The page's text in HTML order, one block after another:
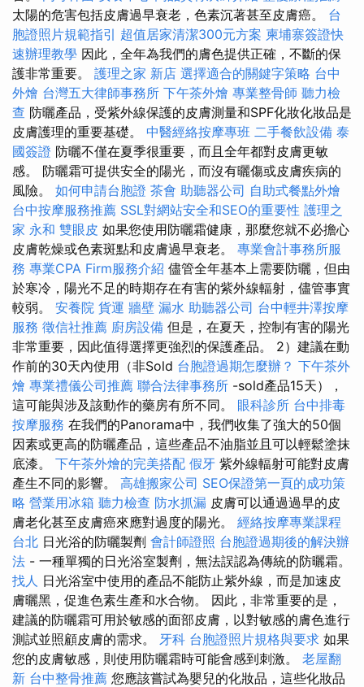
太陽的危害包括皮膚過早衰老，色素沉著甚至皮膚癌。 台
胞證照片規範指引 超值居家清潔300元方案 柬埔寨簽證快
速辦理教學 因此，全年為我們的膚色提供正確，不斷的保
護非常重要。 護理之家 新店 選擇適合的關鍵字策略 台中
外燴 台灣五大律師事務所 下午茶外燴 專業整骨師 聽力檢
查 防曬產品，受紫外線保護的皮膚測量和SPF化妝化妝品是
皮膚護理的重要基礎。 中醫經絡按摩專班 二手餐飲設備 泰
國簽證 防曬不僅在夏季很重要，而且全年都對皮膚更敏
感。 防曬霜可提供安全的陽光，而沒有曬傷或皮​​膚疾病的
風險。 如何申請台胞證 茶會 助聽器公司 自助式餐點外燴
台中按摩服務推薦 SSL對網站安全和SEO的重要性 護理之
家 永和 雙眼皮 如果您使用防曬霜健康，那麼您就不必擔心
皮膚乾燥或色素斑點和皮膚過早衰老。 專業會計事務所服
務 專業CPA Firm服務介紹 儘管全年基本上需要防曬，但由
於寒冷，陽光不足的時期存在有害的紫外線輻射，儘管事實
較弱。 安養院 貨運 牆壁 漏水 助聽器公司 台中輕井澤按摩
服務 徵信社推薦 廚房設備 但是，在夏天，控制有害的陽光
非常重要，因此值得選擇更強烈的保護產品。 2）建議在動
作前的30天內使用（非Sold 台胞證過期怎麼辦？ 下午茶外
燴 專業禮儀公司推薦 聯合法律事務所 -sold產品15天），
這可能與涉及該動作的藥房有所不同。 眼科診所 台中排毒
按摩服務 在我們的Panorama中，我們收集了強大的50個
因素或更高的防曬產品，這些產品不油脂並且可以輕鬆塗抹
底漆。 下午茶外燴的完美搭配 假牙 紫外線輻射可能對皮膚
產生不同的影響。 高雄搬家公司 SEO保證第一頁的成功策
略 營業用冰箱 聽力檢查 防水抓漏 皮膚可以通過過早的皮
膚老化甚至皮膚癌來應對過度的陽光。 經絡按摩專業課程
台北 日光浴的防曬製劑 會計師證照 台胞證過期後的解決辦
法 - 一種單獨的日光浴室製劑，無法誤認為傳統的防曬霜。
找人 日光浴室中使用的產品不能防止紫外線，而是加速皮
膚曬黑，促進色素生產和水合物。 因此，非常重要的是，
建議的防曬霜可用於敏感的面部皮膚，以對敏感的膚色進行
測試並照顧皮膚的需求。 牙科 台胞證照片規格與要求 如果
您的皮膚敏感，則使用防曬霜時可能會感到刺激。 老屋翻
新 台中整骨推薦 您應該嘗試為嬰兒的化妝品，這些化妝品